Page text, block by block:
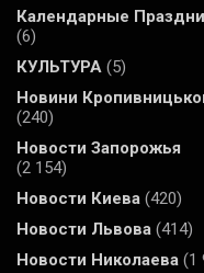
Календарные
(6)
КУЛЬТУРА (5)
Новини
(240)
Новости Запорожья
(2 154)
Новости Киева (420)
Новости Львова (414)
Новости Николаева (1